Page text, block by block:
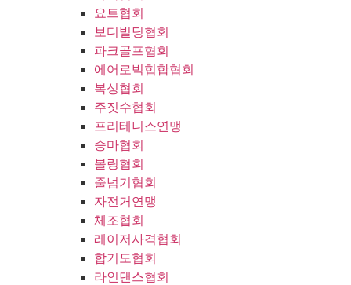
요트협회
보디빌딩협회
파크골프협회
에어로빅힙합협회
복싱협회
주짓수협회
프리테니스연맹
승마협회
볼링협회
줄넘기협회
자전거연맹
체조협회
레이저사격협회
합기도협회
라인댄스협회